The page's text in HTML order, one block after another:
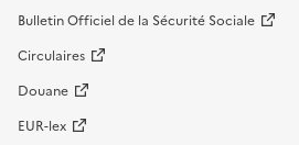
Bulletin Officiel de la Sécurité Sociale
Circulaires
Douane
EUR-lex